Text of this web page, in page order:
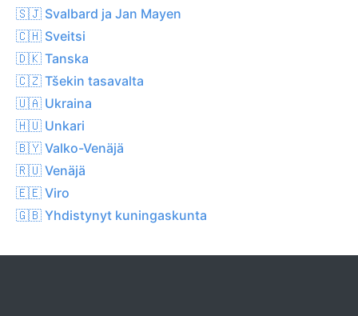
🇸🇯 Svalbard ja Jan Mayen
🇨🇭 Sveitsi
🇩🇰 Tanska
🇨🇿 Tšekin tasavalta
🇺🇦 Ukraina
🇭🇺 Unkari
🇧🇾 Valko-Venäjä
🇷🇺 Venäjä
🇪🇪 Viro
🇬🇧 Yhdistynyt kuningaskunta